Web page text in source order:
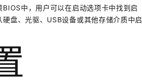
中，用户可以在启动选项卡中找到启
盘、光驱、USB设备或其他存储介质中启